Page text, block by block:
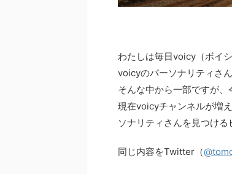
わたしは毎日voicy（ボイ
voicyのパーソナリティさ
そんな中から一部ですが、
現在voicyチャンネルが増
ソナリティさんを見つける
同じ内容をTwitter（